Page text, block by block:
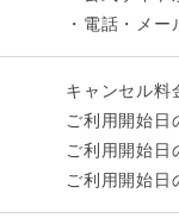
・電話・メ
キャンセル料
ご利用開始
ご利用開始
ご利用開始